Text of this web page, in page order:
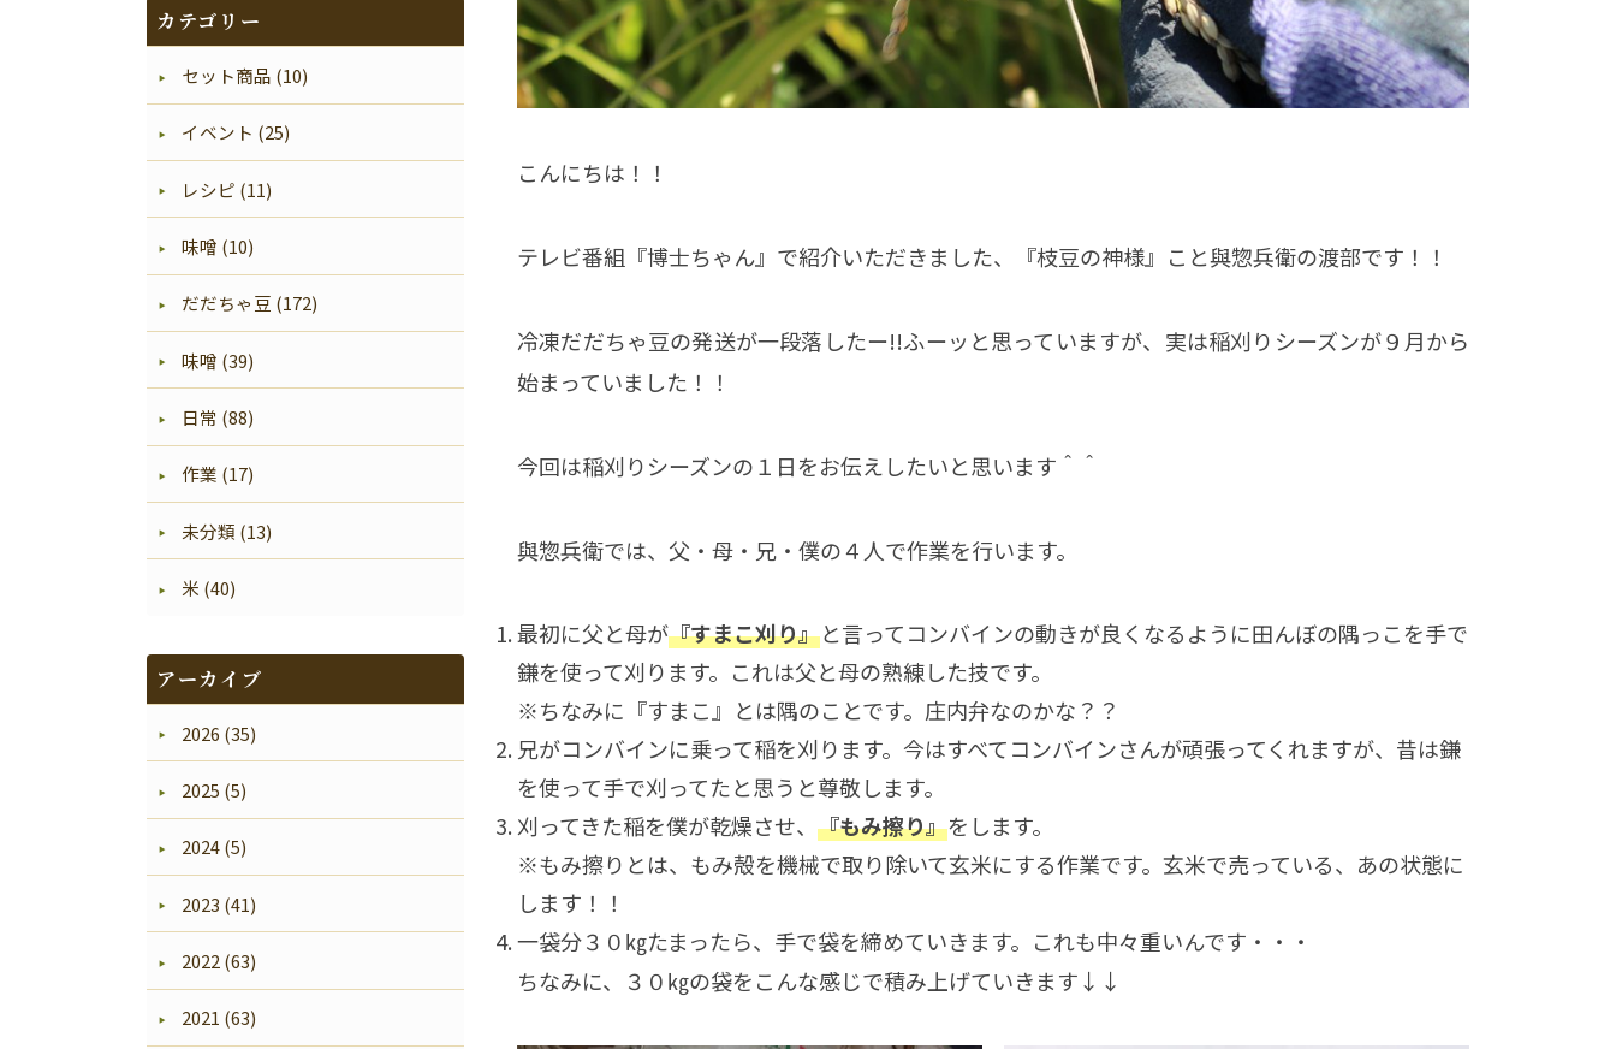
こんにちは！！
テレビ番組『博士ちゃん』で紹介いただきました、『枝豆の神様』こと與惣兵衛の渡部です！！
冷凍だだちゃ豆の発送が一段落したー!!ふーッと思っていますが、実は稲刈りシーズンが９月から
始まっていました！！
今回は稲刈りシーズンの１日をお伝えしたいと思います＾＾
與惣兵衛では、父・母・兄・僕の４人で作業を行います。
最初に父と母が『すまこ刈り』と言ってコンバインの動きが良くなるように田んぼの隅っこを手で
鎌を使って刈ります。これは父と母の熟練した技です。
※ちなみに『すまこ』とは隅のことです。庄内弁なのかな？？
兄がコンバインに乗って稲を刈ります。今はすべてコンバインさんが頑張ってくれますが、昔は鎌
を使って手で刈ってたと思うと尊敬します。
刈ってきた稲を僕が乾燥させ、 『もみ擦り』をします。
※もみ擦りとは、もみ殻を機械で取り除いて玄米にする作業です。玄米で売っている、あの状態に
します！！
一袋分３０㎏たまったら、手で袋を締めていきます。これも中々重いんです・・・
ちなみに、３０㎏の袋をこんな感じで積み上げていきます↓↓
カテゴリー
セット商品 (10)
イベント (25)
レシピ (11)
味噌 (10)
だだちゃ豆 (172)
味噌 (39)
日常 (88)
作業 (17)
未分類 (13)
米 (40)
アーカイブ
2026 (35)
2025 (5)
2024 (5)
2023 (41)
2022 (63)
2021 (63)